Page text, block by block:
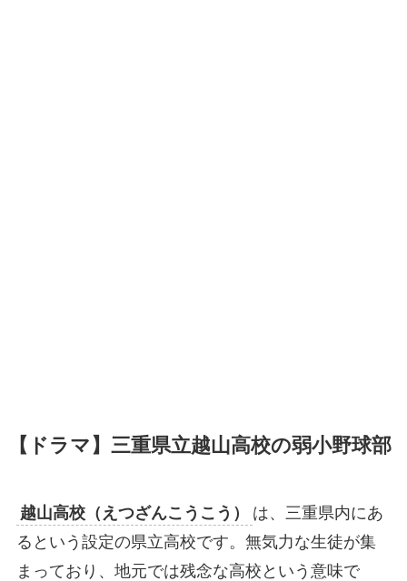
【ドラマ】三重県立越山高校の弱小野球部
越山高校（えつざんこうこう）
は、三重県内にあ
るという設定の県立高校です。無気力な生徒が集
まっており、地元では残念な高校という意味で